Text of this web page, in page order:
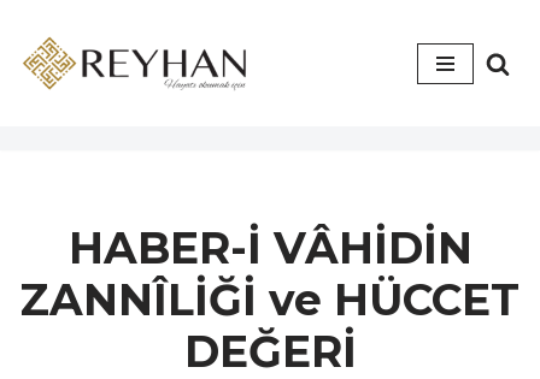
İçeriğe
HABER-İ VÂHİDİN
ZANNÎLİĞİ ve HÜCCET
DEĞERİ